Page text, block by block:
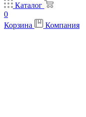
Каталог
0
Корзина
Компания